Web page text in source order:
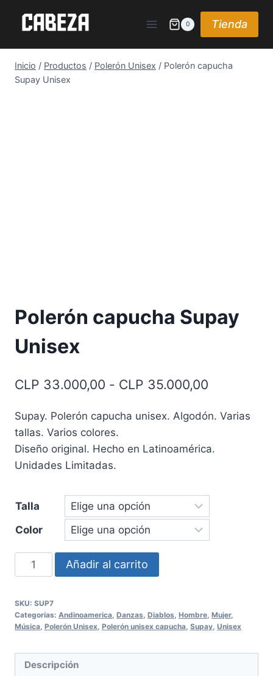
0 Tienda
Inicio / Productos / Polerón Unisex / Polerón capucha
Supay Unisex
Polerón capucha Supay
Unisex
CLP 33.000,00 - CLP 35.000,00
precios:
desde
Supay. Polerón capucha unisex. Algodón. Varias
tallas. Varios colores.
Diseño original. Hecho en Latinoamérica.
Unidades Limitadas.
Talla
Color
Polerón
capucha
Unisex
cantidad
Añadir al carrito
SKU: SUP7
Categorías: Andinoamerica Danzas Diablos Hombre Mujer,
Música Polerón Unisex Polerón unisex capucha Supay Unisex
Descripción